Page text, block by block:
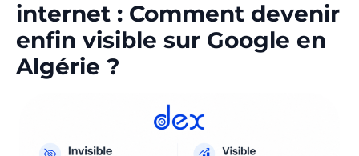
internet : Comment devenir
enfin visible sur Google en
Algérie ?